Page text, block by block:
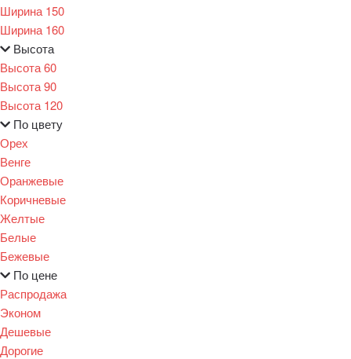
Ширина 150
Ширина 160
Высота
Высота 60
Высота 90
Высота 120
По цвету
Орех
Венге
Оранжевые
Коричневые
Желтые
Белые
Бежевые
По цене
Распродажа
Эконом
Дешевые
Дорогие